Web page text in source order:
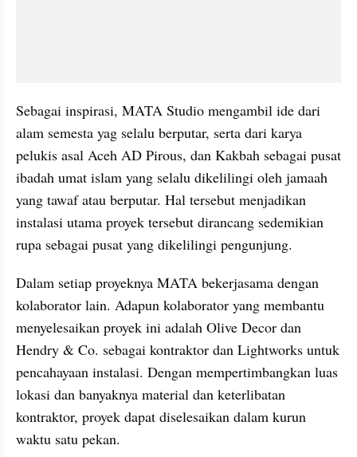
Sebagai inspirasi, MATA Studio mengambil ide dari
alam semesta yag selalu berputar, serta dari karya
pelukis asal Aceh AD Pirous, dan Kakbah sebagai pusat
ibadah umat islam yang selalu dikelilingi oleh jamaah
yang tawaf atau berputar. Hal tersebut menjadikan
instalasi utama proyek tersebut dirancang sedemikian
rupa sebagai pusat yang dikelilingi pengunjung.
Dalam setiap proyeknya MATA bekerjasama dengan
kolaborator lain. Adapun kolaborator yang membantu
menyelesaikan proyek ini adalah Olive Decor dan
Hendry & Co. sebagai kontraktor dan Lightworks untuk
pencahayaan instalasi. Dengan mempertimbangkan luas
lokasi dan banyaknya material dan keterlibatan
kontraktor, proyek dapat diselesaikan dalam kurun
waktu satu pekan.